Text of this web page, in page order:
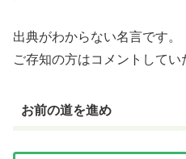
出典がわからない名言です。
ご存知の方はコメントしてい
お前の道を進め